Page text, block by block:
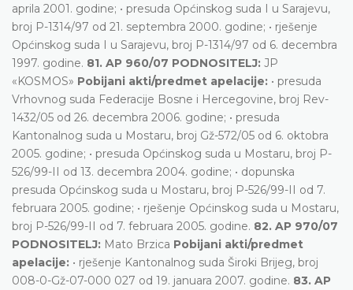
aprila 2001. godine; • presuda Općinskog suda I u Sarajevu,
broj P-1314/97 od 21. septembra 2000. godine; • rješenje
Općinskog suda I u Sarajevu, broj P-1314/97 od 6. decembra
1997. godine. 81. AP 960/07 PODNOSITELJ: JP
«KOSMOS» Pobijani akti/predmet apelacije: • presuda
Vrhovnog suda Federacije Bosne i Hercegovine, broj Rev-
1432/05 od 26. decembra 2006. godine; • presuda
Kantonalnog suda u Mostaru, broj Gž-572/05 od 6. oktobra
2005. godine; • presuda Općinskog suda u Mostaru, broj P-
526/99-II od 13. decembra 2004. godine; • dopunska
presuda Općinskog suda u Mostaru, broj P-526/99-II od 7.
februara 2005. godine; • rješenje Općinskog suda u Mostaru,
broj P-526/99-II od 7. februara 2005. godine. 82. AP 970/07
PODNOSITELJ: Mato Brzica Pobijani akti/predmet
apelacije: • rješenje Kantonalnog suda Široki Brijeg, broj
008-0-Gž-07-000 027 od 19. januara 2007. godine. 83. AP